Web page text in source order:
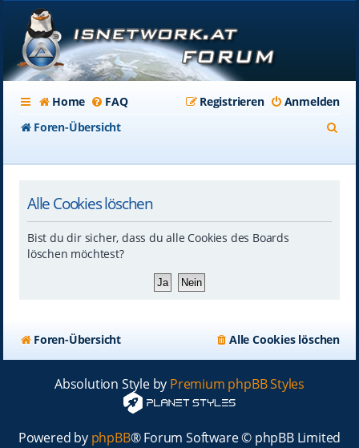
Home FAQ Anmelden
Registrieren
Foren-Übersicht
Alle Cookies löschen
Bist du dir sicher, dass du alle Cookies des Boards
löschen möchtest?
Foren-Übersicht Alle Cookies löschen
Absolution Style by Premium phpBB Styles
Powered by phpBB® Forum Software © phpBB Limited